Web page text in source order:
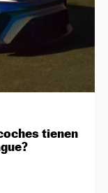
tienen